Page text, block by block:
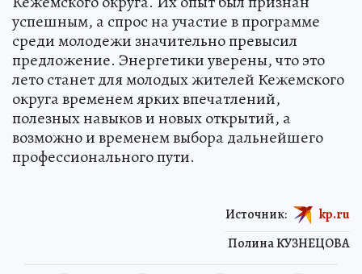
успешным, а спрос на участие в программе
среди молодежи значительно превысил
предложение. Энергетики уверены, что это
лето станет для молодых жителей Кежемского
округа временем ярких впечатлений,
полезных навыков и новых открытий, а
возможно и временем выбора дальнейшего
профессионального пути.
Полина КУЗНЕЦОВА
Источник: kp.ru